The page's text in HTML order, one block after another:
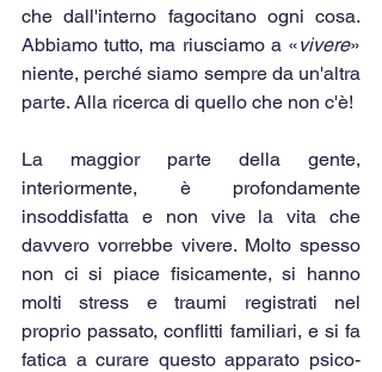
che dall'interno fagocitano ogni cosa.
Abbiamo tutto, ma riusciamo a «vivere»
niente, perché siamo sempre da un'altra
parte. Alla ricerca di quello che non c'è!
La maggior parte della gente,
interiormente, è profondamente
insoddisfatta e non vive la vita che
davvero vorrebbe vivere. Molto spesso
non ci si piace fisicamente, si hanno
molti stress e traumi registrati nel
proprio passato, conflitti familiari, e si fa
fatica a curare questo apparato psico-